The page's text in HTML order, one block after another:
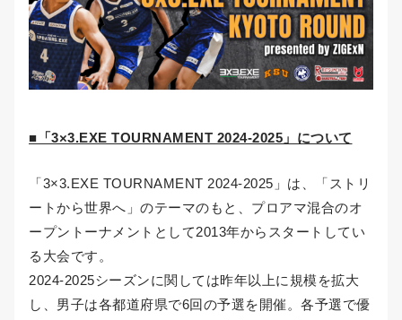
■「3×3.EXE TOURNAMENT 2024-2025」について
「3×3.EXE TOURNAMENT 2024-2025」は、「ストリ
ートから世界へ」のテーマのもと、プロアマ混合のオ
ープントーナメントとして2013年からスタートしてい
る大会です。
2024-2025シーズンに関しては昨年以上に規模を拡大
し、男子は各都道府県で6回の予選を開催。各予選で優